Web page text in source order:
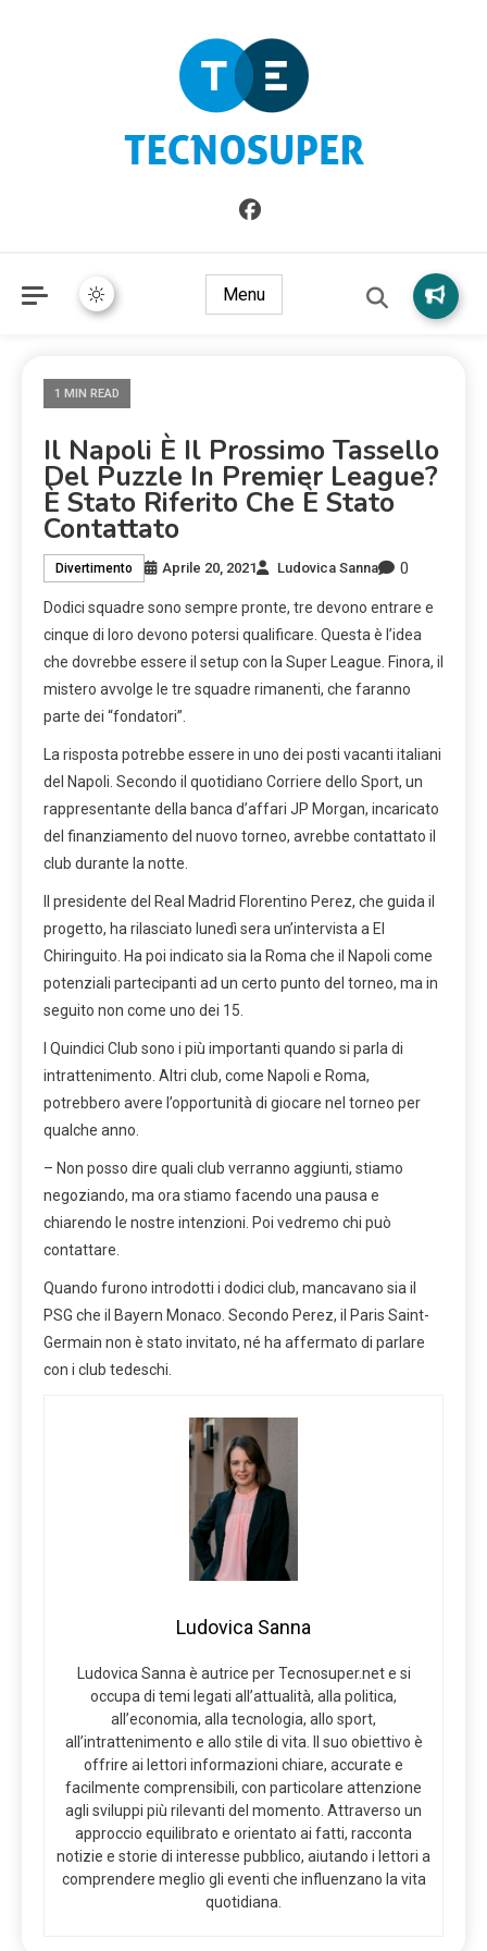
TecnoSuper.net
Informazioni sull'Italia. Seleziona gli argomenti di cui vuoi
saperne di più
Menu
1 MIN READ
Il Napoli È Il Prossimo Tassello
Del Puzzle In Premier League?
È Stato Riferito Che È Stato
Contattato
Divertimento Aprile 20, 2021 Ludovica Sanna 0
Dodici squadre sono sempre pronte, tre devono entrare e
cinque di loro devono potersi qualificare. Questa è l’idea
che dovrebbe essere il setup con la Super League. Finora, il
mistero avvolge le tre squadre rimanenti, che faranno
parte dei “fondatori”.
La risposta potrebbe essere in uno dei posti vacanti italiani
del Napoli. Secondo il quotidiano Corriere dello Sport, un
rappresentante della banca d’affari JP Morgan, incaricato
del finanziamento del nuovo torneo, avrebbe contattato il
club durante la notte.
Il presidente del Real Madrid Florentino Perez, che guida il
progetto, ha rilasciato lunedì sera un’intervista a El
Chiringuito. Ha poi indicato sia la Roma che il Napoli come
potenziali partecipanti ad un certo punto del torneo, ma in
seguito non come uno dei 15.
I Quindici Club sono i più importanti quando si parla di
intrattenimento. Altri club, come Napoli e Roma,
potrebbero avere l’opportunità di giocare nel torneo per
qualche anno.
– Non posso dire quali club verranno aggiunti, stiamo
negoziando, ma ora stiamo facendo una pausa e
chiarendo le nostre intenzioni. Poi vedremo chi può
contattare.
Quando furono introdotti i dodici club, mancavano sia il
PSG che il Bayern Monaco. Secondo Perez, il Paris Saint-
Germain non è stato invitato, né ha affermato di parlare
con i club tedeschi.
Ludovica Sanna
Ludovica Sanna è autrice per Tecnosuper.net e si
occupa di temi legati all’attualità, alla politica,
all’economia, alla tecnologia, allo sport,
all’intrattenimento e allo stile di vita. Il suo obiettivo è
offrire ai lettori informazioni chiare, accurate e
facilmente comprensibili, con particolare attenzione
agli sviluppi più rilevanti del momento. Attraverso un
approccio equilibrato e orientato ai fatti, racconta
notizie e storie di interesse pubblico, aiutando i lettori a
comprendere meglio gli eventi che influenzano la vita
quotidiana.